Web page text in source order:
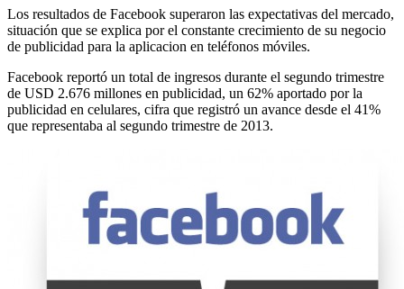
Los resultados de Facebook superaron las expectativas del mercado,
situación que se explica por el constante crecimiento de su negocio
de publicidad para la aplicacion en teléfonos móviles.
Facebook reportó un total de ingresos durante el segundo trimestre
de USD 2.676 millones en publicidad, un 62% aportado por la
publicidad en celulares, cifra que registró un avance desde el 41%
que representaba al segundo trimestre de 2013.